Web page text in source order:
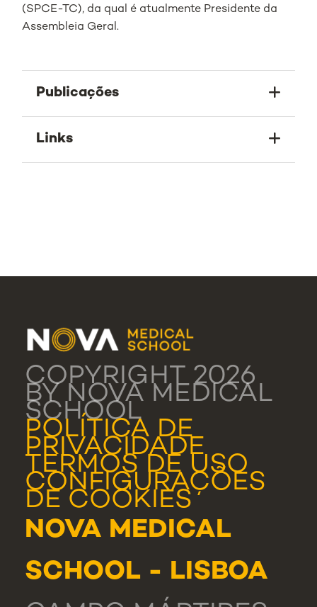
(SPCE-TC), da qual é atualmente Presidente da
Assembleia Geral.
Publicações
Links
COPYRIGHT 2026
BY NOVA MEDICAL
SCHOOL
POLÍTICA DE
PRIVACIDADE
TERMOS DE USO
CONFIGURAÇÕES
DE COOKIES
NOVA MEDICAL
SCHOOL - LISBOA